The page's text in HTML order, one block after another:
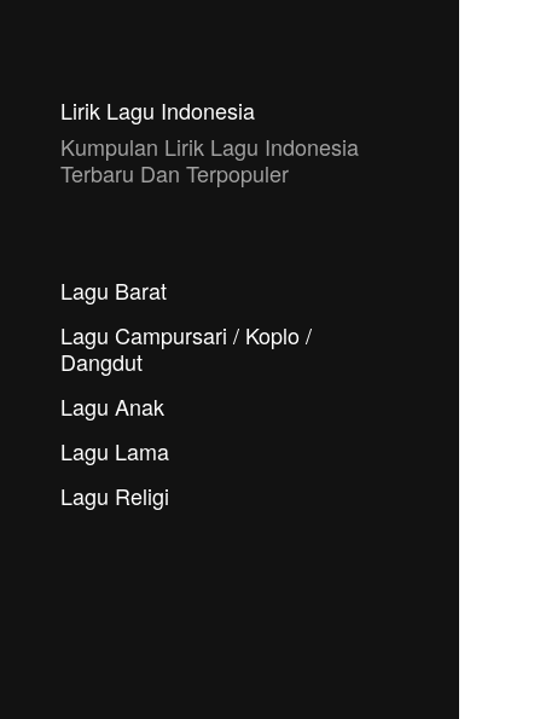
Lirik Lagu Indonesia
Kumpulan Lirik Lagu Indonesia
Terbaru Dan Terpopuler
Lagu Barat
Lagu Campursari / Koplo /
Dangdut
Lagu Anak
Lagu Lama
Lagu Religi